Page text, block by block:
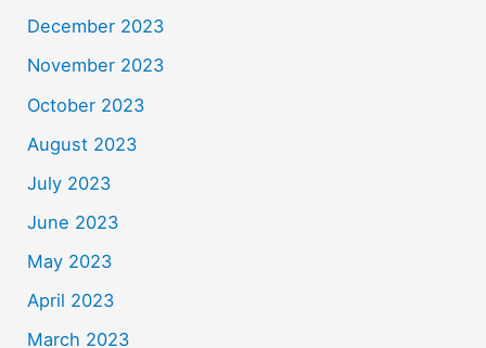
December 2023
November 2023
October 2023
August 2023
July 2023
June 2023
May 2023
April 2023
March 2023